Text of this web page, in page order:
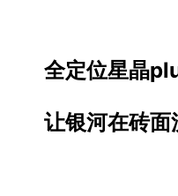
全定位星晶
让银河在砖面